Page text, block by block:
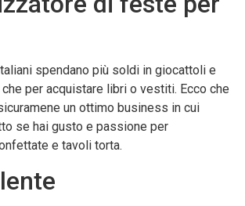
spendano più soldi in giocattoli e
per acquistare libri o vestiti. Ecco che
un ottimo business in cui
se hai gusto e passione per
e tavoli torta.